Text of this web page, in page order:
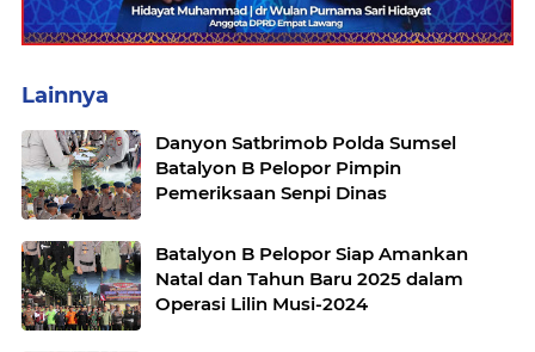
Lainnya
Danyon Satbrimob Polda Sumsel
Batalyon B Pelopor Pimpin
Pemeriksaan Senpi Dinas
Batalyon B Pelopor Siap Amankan
Natal dan Tahun Baru 2025 dalam
Operasi Lilin Musi-2024